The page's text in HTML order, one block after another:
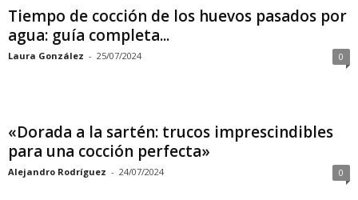
Tiempo de cocción de los huevos pasados por
agua: guía completa...
Laura González - 25/07/2024 0
«Dorada a la sartén: trucos imprescindibles
para una cocción perfecta»
Alejandro Rodríguez - 24/07/2024 0